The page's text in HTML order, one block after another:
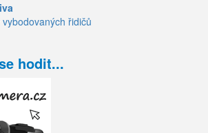
řidičů
hodit...